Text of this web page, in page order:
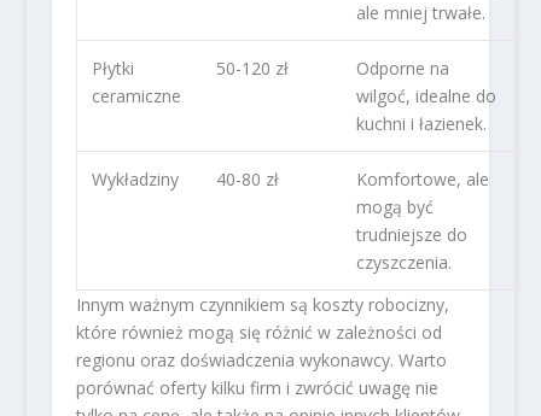
ale mniej trwałe.
Płytki
ceramiczne
50-120 zł
Odporne na
wilgoć, idealne do
kuchni i łazienek.
Wykładziny 40-80 zł
Komfortowe, ale
mogą być
trudniejsze do
czyszczenia.
Innym ważnym czynnikiem są koszty robocizny,
które również mogą się różnić w zależności od
regionu oraz doświadczenia wykonawcy. Warto
porównać oferty kilku firm i zwrócić uwagę nie